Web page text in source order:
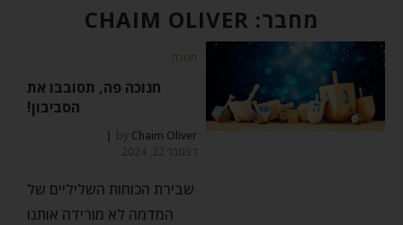
מחבר: CHAIM OLIVER
חנוכה
חנוכה פה, תסובבו את
הסביבון!
by Chaim Oliver
דצמבר 22, 2024
שבירת הכוחות השליליים של
המדמה לא מורידה אותנו